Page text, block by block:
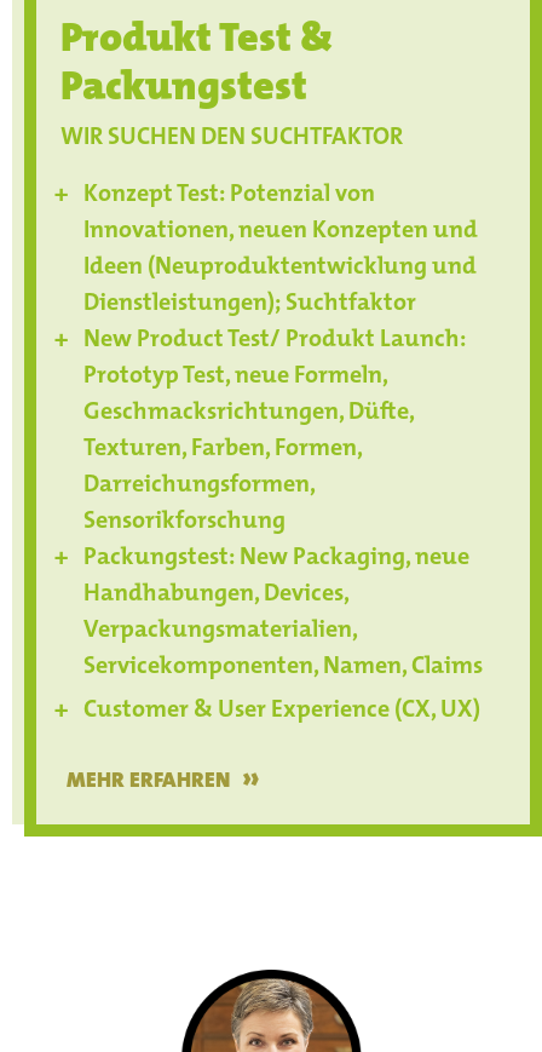
Produkt Test &
Packungstest
WIR SUCHEN DEN SUCHTFAKTOR
Konzept Test: Potenzial von
Innovationen, neuen Konzepten und
Ideen (Neuproduktentwicklung und
Dienstleistungen); Suchtfaktor
New Product Test/ Produkt Launch:
Prototyp Test, neue Formeln,
Geschmacksrichtungen, Düfte,
Texturen, Farben, Formen,
Darreichungsformen,
Sensorikforschung
Packungstest: New Packaging, neue
Handhabungen, Devices,
Verpackungsmaterialien,
Servicekomponenten, Namen, Claims
Customer & User Experience (CX, UX)
MEHR ERFAHREN »